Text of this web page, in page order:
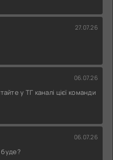
27.07.26
06.07.26
у ТГ каналі цієї команди
06.07.26
буде?